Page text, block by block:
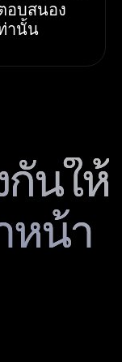
อบสนอง
านั้น
กันให้
หน้า